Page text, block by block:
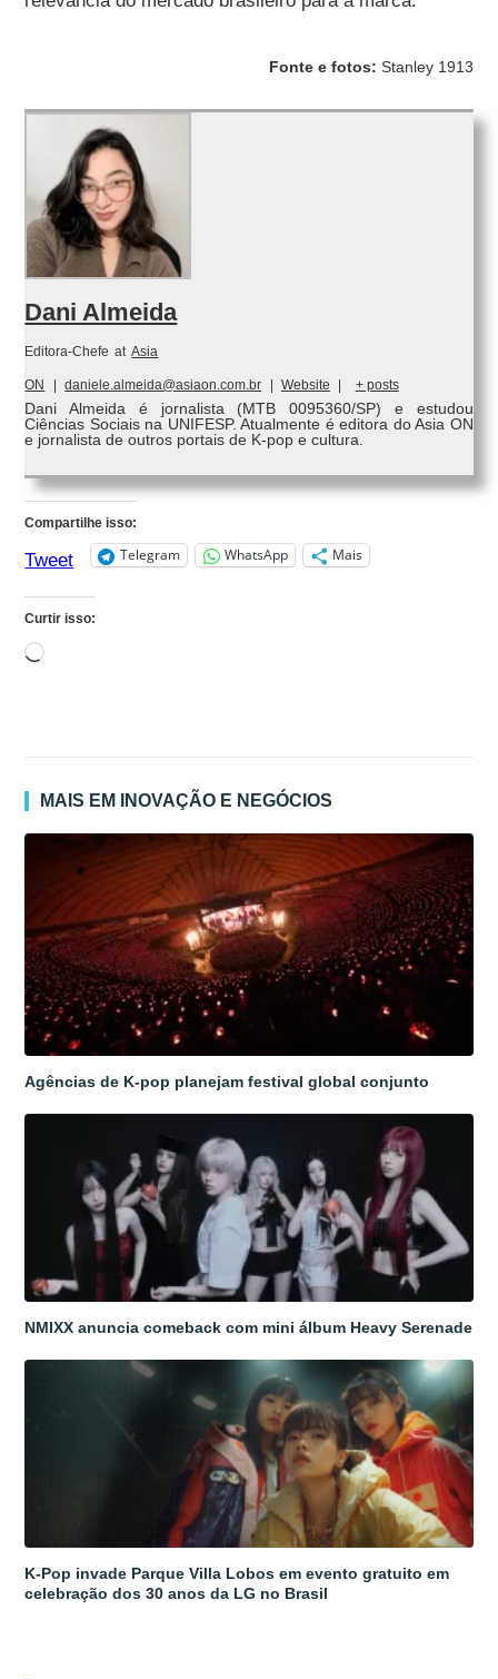
Fonte e fotos: Stanley 1913
Dani Almeida
Editora-Chefe at Asia
ON daniele.almeida@asiaon.com.br Website + posts
Dani Almeida é jornalista (MTB 0095360/SP) e estudou
Ciências Sociais na UNIFESP. Atualmente é editora do Asia ON
e jornalista de outros portais de K-pop e cultura.
Compartilhe isso:
Tweet Telegram WhatsApp Mais
Curtir isso:
Carregando...
MAIS EM INOVAÇÃO E NEGÓCIOS
Agências de K-pop planejam festival global conjunto
NMIXX anuncia comeback com mini álbum Heavy Serenade
K-Pop invade Parque Villa Lobos em evento gratuito em
celebração dos 30 anos da LG no Brasil